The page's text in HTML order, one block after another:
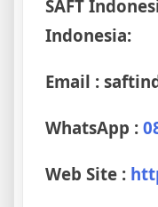
SAFT
Indonesia:
Email :
WhatsApp :
Web Site :